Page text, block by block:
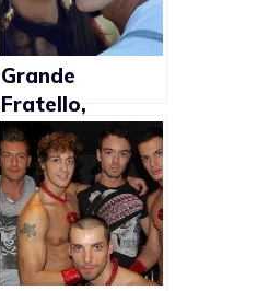
Grande
Fratello,
Margherita
Zanatta:
“Andrea non è
gay”